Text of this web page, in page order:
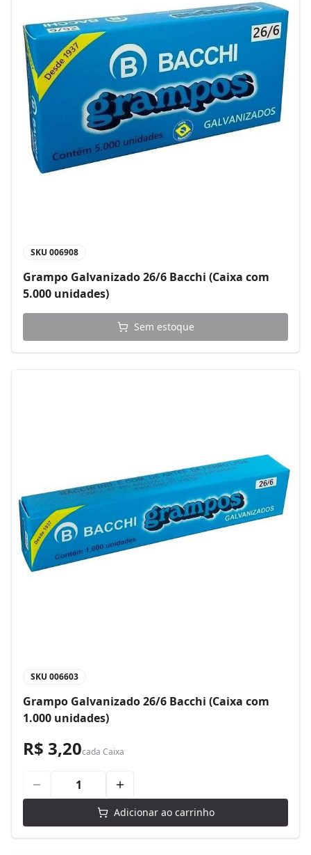
SKU 006908
Grampo Galvanizado 26/6 Bacchi (Caixa com
5.000 unidades)
Sem estoque
SKU 006603
Grampo Galvanizado 26/6 Bacchi (Caixa com
1.000 unidades)
R$ 3,20cada Caixa
Adicionar ao carrinho